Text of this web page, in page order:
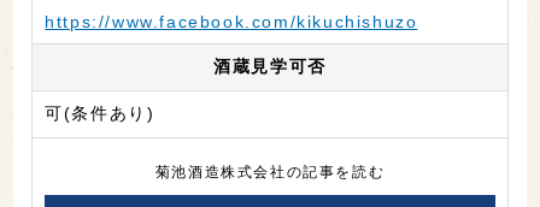
https://www.facebook.com/kikuchishuzo
酒蔵見学可否
可(条件あり)
菊池酒造株式会社の記事を読む